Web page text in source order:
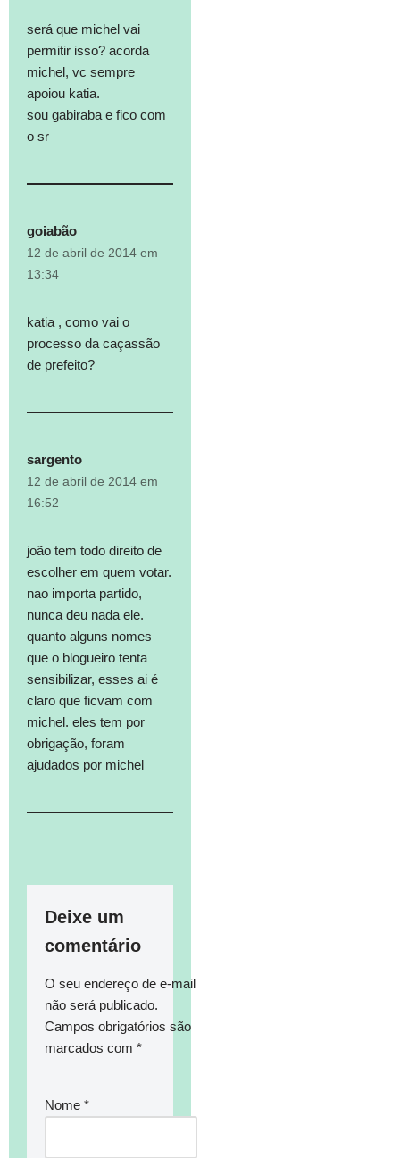
será que michel vai
permitir isso? acorda
michel, vc sempre
apoiou katia.
sou gabiraba e fico com
o sr
goiabão
12 de abril de 2014 em
13:34
katia , como vai o
processo da caçassão
de prefeito?
sargento
12 de abril de 2014 em
16:52
joão tem todo direito de
escolher em quem votar.
nao importa partido,
nunca deu nada ele.
quanto alguns nomes
que o blogueiro tenta
sensibilizar, esses ai é
claro que ficvam com
michel. eles tem por
obrigação, foram
ajudados por michel
Deixe um
comentário
O seu endereço de e-mail
não será publicado.
Campos obrigatórios são
marcados com *
Nome *